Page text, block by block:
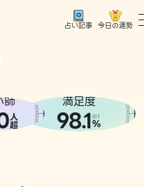
占い記事 今日の運勢
師
人
超
満足度
98.1※1
%